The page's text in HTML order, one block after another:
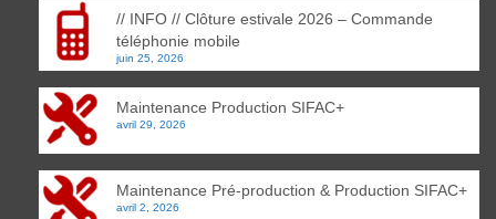
// INFO // Clôture estivale 2026 – Commande
téléphonie mobile
juin 25, 2026
Maintenance Production SIFAC+
avril 29, 2026
Maintenance Pré-production & Production SIFAC+
avril 2, 2026